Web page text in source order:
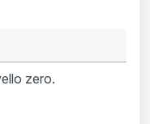
zero.